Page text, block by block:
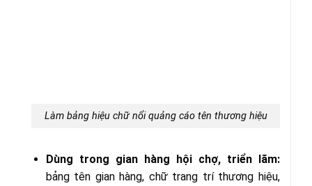
Làm bảng hiệu chữ nổi quảng cáo tên thương hiệu
Dùng trong gian hàng hội chợ, triển lãm:
bảng tên gian hàng, chữ trang trí thương hiệu,